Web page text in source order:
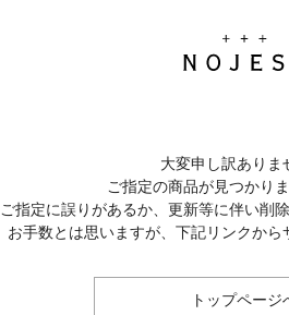
大変申し訳ありま
ご指定の商品が見つかり
指定に誤りがあるか、更新等に伴い削
お手数とは思いますが、下記リンクから
トップページ